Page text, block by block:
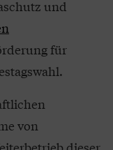
und
für
von